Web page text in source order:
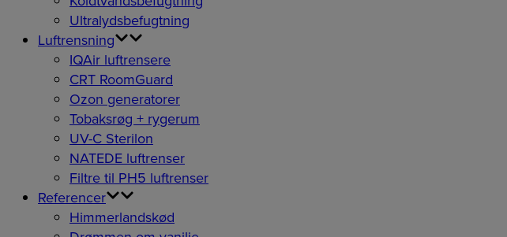
Ultralydsbefugtning
Luftrensning
IQAir luftrensere
CRT RoomGuard
Ozon generatorer
Tobaksrøg + rygerum
UV-C Sterilon
NATEDE luftrenser
Filtre til PH5 luftrenser
Referencer
Himmerlandskød